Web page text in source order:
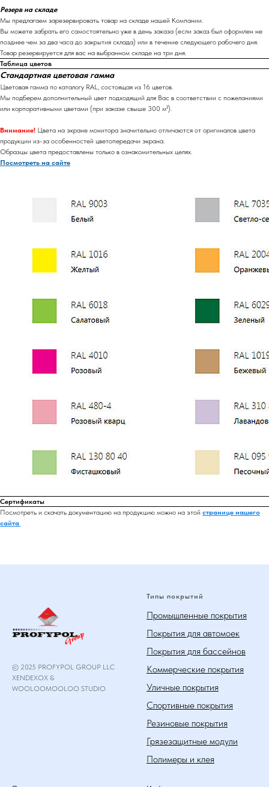
Резерв на складе
Мы предлагаем зарезервировать товар на складе нашей Компании.
Вы можете забрать его самостоятельно уже в день заказа (если заказ был оформлен не
позднее чем за два часа до закрытия склада) или в течение следующего рабочего дня.
Товар резервируется для вас на выбранном складе на три дня.
Таблица цветов
Стандартная цветовая гамма
Цветовая гамма по каталогу RAL, состоящая из 16 цветов.
Мы подберем дополнительный цвет подходящий для Вас в соответствии с пожеланиями
или корпоративными цветами (при заказе свыше 300 м²).
Внимание! Цвета на экране монитора значительно отличаются от оригиналов цвета
продукции из-за особенностей цветопередачи экрана.
Образцы цвета предоставлены только в ознакомительных целях.
Посмотреть на сайте
Сертификаты
Посмотреть и скачать документацию на продукцию можно на этой странице нашего
сайта.
© 2025 PROFYPOL GROUP LLC
XENDEXOX &
WOOLOOMOOLOO STUDIO
Типы покрытий
Промышленные покрытия
Покрытия для автомоек
Покрытия для бассейнов
Коммерческие покрытия
Уличные покрытия
Спортивные покрытия
Резиновые покрытия
Грязезащитные модули
Полимеры и клея